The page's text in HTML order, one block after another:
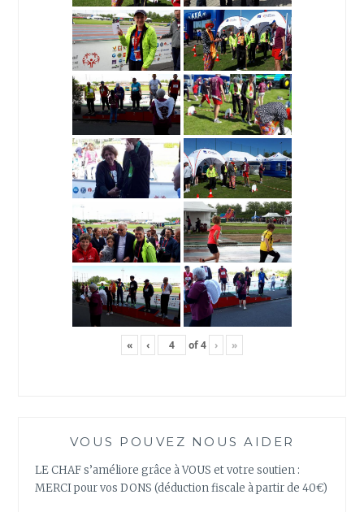
« ‹ of4 › »
VOUS POUVEZ NOUS AIDER
LE CHAF s’améliore grâce à VOUS et votre soutien :
MERCI pour vos DONS (déduction fiscale à partir de 40€)